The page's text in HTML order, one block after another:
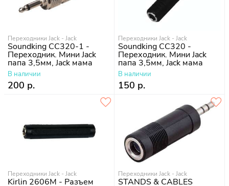
Переходники Jack - Jack
Soundking CC320-1 -
Переходник. Мини Jack
папа 3,5мм, Jack мама
6,35мм
В наличии
200 р.
Переходники Jack - Jack
Soundking CC320 -
Переходник. Мини Jack
папа 3,5мм, Jack мама
6,35мм
В наличии
150 р.
Переходники Jack - Jack
Kirlin 2606M - Разъем
Переходники Jack - Jack
STANDS & CABLES